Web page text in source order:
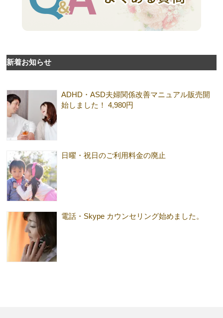
新着お知らせ
ADHD・ASD夫婦関係改善マニュアル販売開
始しました！ 4,980円
日曜・祝日のご利用料金の廃止
電話・Skype カウンセリング始めました。